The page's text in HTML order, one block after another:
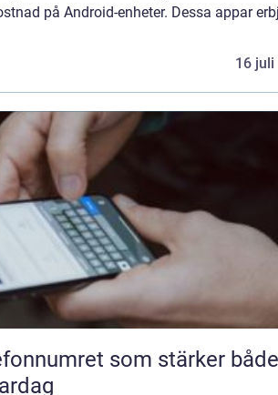
på Android-enheter. Dessa appar
16 juli
som stärker både